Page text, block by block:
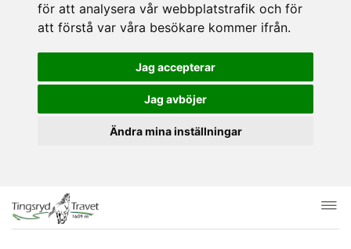
för att analysera vår webbplatstrafik och för
att förstå var våra besökare kommer ifrån.
Jag accepterar
Jag avböjer
Ändra mina inställningar